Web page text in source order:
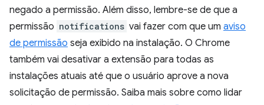
negado a permissão. Além disso, lembre-se de que a
permissão notifications vai fazer com que um aviso
de permissão seja exibido na instalação. O Chrome
também vai desativar a extensão para todas as
instalações atuais até que o usuário aprove a nova
solicitação de permissão. Saiba mais sobre como lidar